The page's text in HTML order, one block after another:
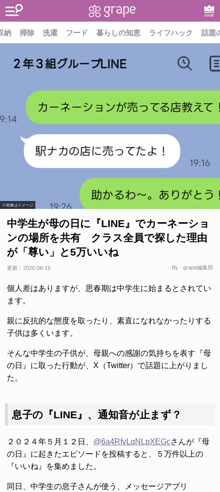
RANK
納 掃除 洗濯 フード 暮らしの知恵 ライフハック 話題
※画像はイメージ
中学生が母の日に『LINE』でカーネーショ
ンの場所を共有 クラス全員で探した理由
が「尊い」と5万いいね
更新： 2026-06-15 By - grape編集部
個人差はありますが、思春期は中学生に始まるとされてい
ます。
親に反抗的な態度を取ったり、素直になれなかったりする
子供は多くいます。
そんな中学生の子供が、母親への感謝の気持ちを表す『母
の日』に取った行動が、X（Twitter）で話題に上がりまし
た。
息子の『LINE』、通知音が止まず？
２０２４年５月１２日、 @6a4RfvLqNLpXEGcさんが『母
の日』に起きたエピソードを投稿すると、５万件以上の
『いいね』を集めました。
同日、中学生の息子さんが使う、メッセージアプリ